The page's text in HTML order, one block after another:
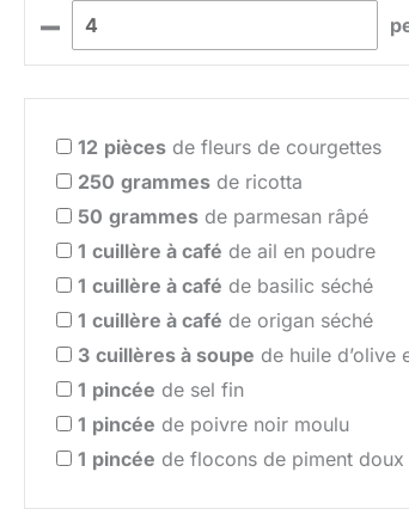
–
12 pièces de fleurs de courgettes
250 grammes de ricotta
50 grammes de parmesan râpé
1 cuillère à café de ail en poudre
1 cuillère à café de basilic séché
1 cuillère à café de origan séché
3 cuillères à soupe de huile d’olive
1 pincée de sel fin
1 pincée de poivre noir moulu
1 pincée de flocons de piment doux